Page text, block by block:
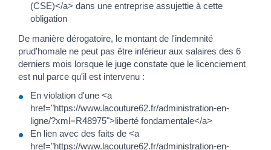
(CSE)</a> dans une entreprise assujettie à cette
obligation
De manière dérogatoire, le montant de l'indemnité
prud'homale ne peut pas être inférieur aux salaires des 6
derniers mois lorsque le juge constate que le licenciement
est nul parce qu'il est intervenu :
En violation d'une <a
href="https://www.lacouture62.fr/administration-en-
ligne/?xml=R48975">liberté fondamentale</a>
En lien avec des faits de <a
href="https://www.lacouture62.fr/administration-en-